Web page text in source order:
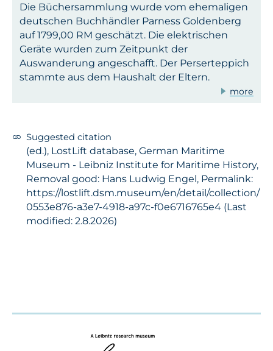
Die Büchersammlung wurde vom ehemaligen
deutschen Buchhändler Parness Goldenberg
auf 1799,00 RM geschätzt. Die elektrischen
Geräte wurden zum Zeitpunkt der
Auswanderung angeschafft. Der Perserteppich
stammte aus dem Haushalt der Eltern.
more
Suggested citation
(ed.), LostLift database, German Maritime
Museum - Leibniz Institute for Maritime History,
Removal good: Hans Ludwig Engel, Permalink:
https://lostlift.dsm.museum/en/detail/collection/
0553e876-a3e7-4918-a97c-f0e6716765e4 (Last
modified: 2.8.2026)